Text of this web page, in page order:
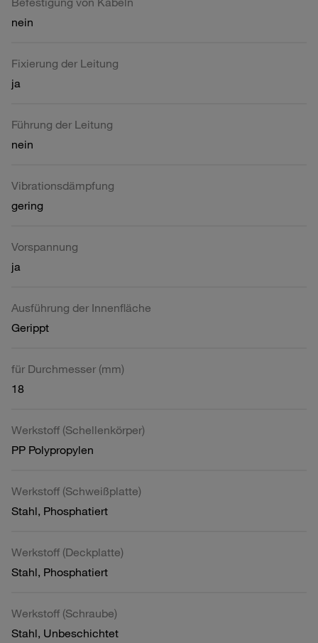
nein
Fixierung der Leitung
ja
Führung der Leitung
nein
Vibrationsdämpfung
gering
Vorspannung
ja
Ausführung der Innenfläche
Gerippt
für Durchmesser (mm)
18
Werkstoff (Schellenkörper)
PP Polypropylen
Werkstoff (Schweißplatte)
Stahl, Phosphatiert
Werkstoff (Deckplatte)
Stahl, Phosphatiert
Werkstoff (Schraube)
Stahl, Unbeschichtet